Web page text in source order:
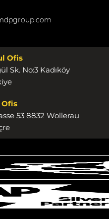
Ofis
Sk. No:3 Kadıköy
53 8832 Wollerau